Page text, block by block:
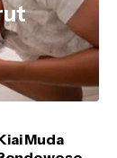
Muda